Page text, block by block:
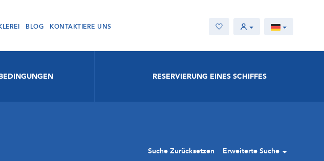
BLOG KONTAKTIERE UNS
RESERVIERUNG EINES SCHIFFES
Suche Zurücksetzen Erweiterte Suche